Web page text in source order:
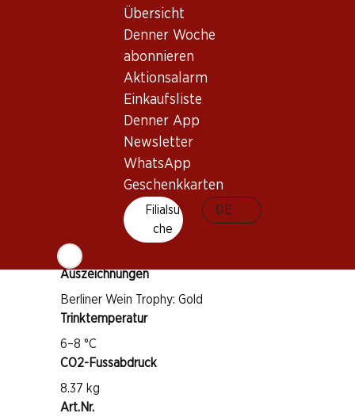
Übersicht
Denner Woche
abonnieren
Aktionsalarm
Einkaufsliste
Denner App
Newsletter
WhatsApp
Geschenkkarten
Filialsu
che
DE
Wissenswertes
Chenin Blanc
Schaumwein
1–2 Jahre nach Kauf
Auszeichnungen
Berliner Wein Trophy: Gold
Trinktemperatur
6–8 °C
CO2-Fussabdruck
8.37 kg
Art.Nr.